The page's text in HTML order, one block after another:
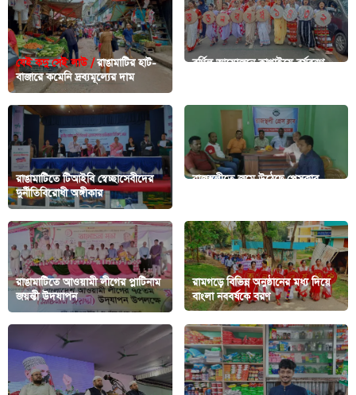
যেই কদু সেই লাউ /রাঙামাটির হাট-
বাজারে কমেনি দ্রব্যমূল্যের দাম
বর্ণিল আয়োজনে কাপ্তাইয়ে বর্ষবরণ
‎রাঙামাটিতে টিআইবি স্বেচ্ছাসেবীদের
দুর্নীতিবিরোধী অঙ্গীকার
রাজস্থলীতে জমে উঠেছে প্রেসক্লাব
রাঙামাটিতে আওয়ামী লীগের প্লাটিনাম
জয়ন্তী উদযাপন
রামগড়ে বিভিন্ন অনুষ্ঠানের মধ্য দিয়ে
বাংলা নববর্ষকে বরণ